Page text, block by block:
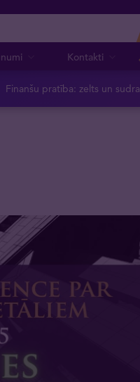
Kontakti
Finanšu pratība: zelts un